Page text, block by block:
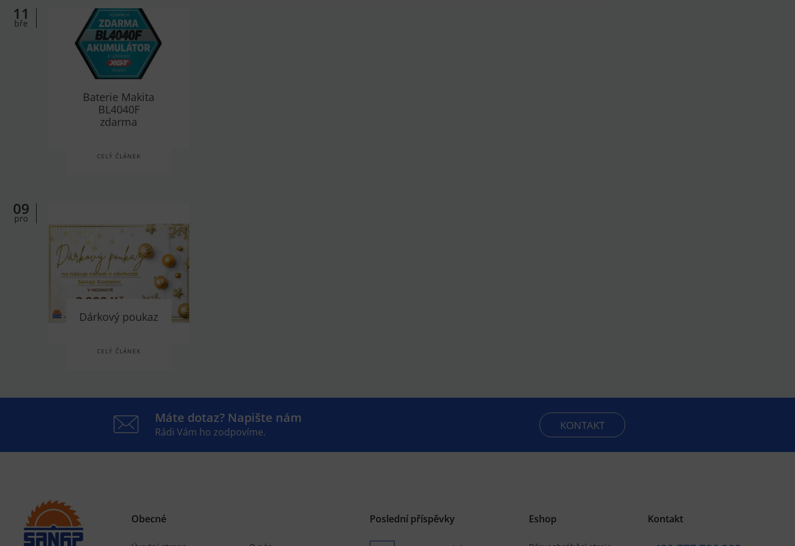
11
bře
Baterie Makita
BL4040F
zdarma
CELÝ ČLÁNEK
09
pro
Dárkový poukaz
CELÝ ČLÁNEK
Máte dotaz? Napište nám
Rádi Vám ho zodpovíme. KONTAKT
Obecné Poslední příspěvky Eshop Kontakt